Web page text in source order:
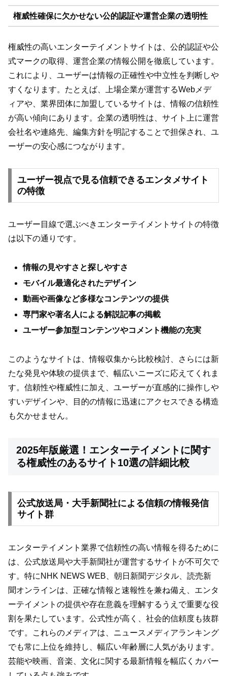
権威性確保に欠かせない公的認証や運営企業の透明性
権威性の高いエンターテイメントサイトは、公的認証や公
式マークの取得、運営企業の情報公開を徹底しています。
これにより、ユーザーは情報の正確性や中立性を判断しや
すくなります。たとえば、上場企業が運営するWebメデ
ィアや、業界団体に加盟しているサイトは、情報の信頼性
が高い傾向にあります。企業の透明性は、サイト上に運営
会社名や連絡先、編集方針を明記することで担保され、ユ
ーザーの安心感につながります。
ユーザー視点で見る信頼できるエンタメサイト
の特徴
ユーザー目線で選ぶべきエンターテイメントサイトの特徴
は以下の通りです。
情報の見やすさと探しやすさ
モバイル最適化されたデザイン
動画や画像など多様なコンテンツの提供
専門家や著名人による解説記事の掲載
ユーザー参加型コンテンツやコメント機能の充実
このようなサイトは、情報収集から比較検討、さらには新
たな発見や体験の提供まで、幅広いニーズに応えてくれま
す。信頼性や権威性に加え、ユーザーが直感的に操作しや
すいデザインや、目的の情報に迅速にアクセスできる構造
も欠かせません。
2025年版厳選！エンターテイメントに関す
る権威性のあるサイト10選の詳細比較
公式放送局・大手新聞社による信頼の情報発信
サイト群
エンターテイメント業界で信頼性の高い情報を得るために
は、公式放送局や大手新聞社が運営するサイトが不可欠で
す。特にNHK NEWS WEB、朝日新聞デジタル、読売新
聞オンラインは、正確な情報と速報性を兼ね備え、エンタ
ーテイメントの提供や存在意義を理解するうえで重要な役
割を果たしています。公式性が高く、社会的信頼度も抜群
です。これらのメディアは、ニュースメディアランキング
でも常に上位を維持し、幅広い年齢層に人気があります。
芸能や映画、音楽、文化に関する最新情報を幅広くカバー